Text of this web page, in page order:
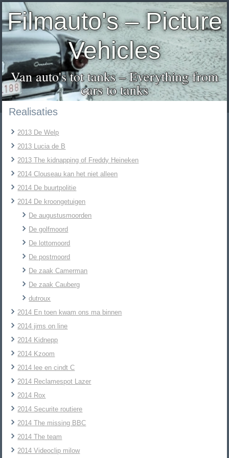
Filmauto's – Picture
Vehicles
Van auto's tot tanks – Everything from
cars to tanks
Realisaties
2013 De Welp
2013 Lucia de B
2013 The kidnapping of Freddy Heineken
2014 Clouseau kan het niet alleen
2014 De buurtpolitie
2014 De kroongetuigen
De augustusmoorden
De golfmoord
De lottomoord
De postmoord
De zaak Camerman
De zaak Cauberg
dutroux
2014 En toen kwam ons ma binnen
2014 jims on line
2014 Kidnepp
2014 Kzoom
2014 lee en cindt C
2014 Reclamespot Lazer
2014 Rox
2014 Securite routiere
2014 The missing BBC
2014 The team
2014 Videoclip milow